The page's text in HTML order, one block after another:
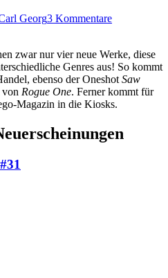
Georg3 Kommentare
zwar nur vier neue Werke, diese
Genres aus! So kommt
ebenso der OneshotSaw
von Rogue One. Ferner kommt für
Magazin in die Kiosks.
#31